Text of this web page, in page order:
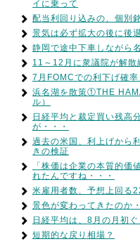
イに乗って
配当利回り込みの、個別
景気は必ず拡大の後に後
静岡で途中下車しながら
11～12月に衆議院が解散
7月FOMCでの利下げ確
浜名湖を散策①THE
ル）
日経平均と裁定買い残高
が・・・
過去の米国、利上げから
きの検証
「株価は企業の本質的価
れたんですね・・・
米雇用者数、予想上回る
景色が変わってきたのか
日経平均は、8月の月初
短期的な戻り相場？